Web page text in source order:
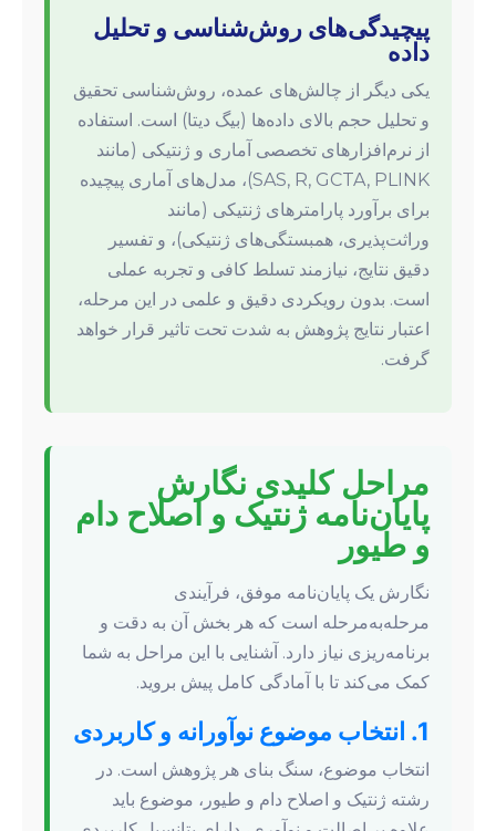
پیچیدگی‌های روش‌شناسی و تحلیل
داده
یکی دیگر از چالش‌های عمده، روش‌شناسی تحقیق
و تحلیل حجم بالای داده‌ها (بیگ دیتا) است. استفاده
از نرم‌افزارهای تخصصی آماری و ژنتیکی (مانند
SAS, R, GCTA, PLINK)، مدل‌های آماری پیچیده
برای برآورد پارامترهای ژنتیکی (مانند
وراثت‌پذیری، همبستگی‌های ژنتیکی)، و تفسیر
دقیق نتایج، نیازمند تسلط کافی و تجربه عملی
است. بدون رویکردی دقیق و علمی در این مرحله،
اعتبار نتایج پژوهش به شدت تحت تاثیر قرار خواهد
گرفت.
مراحل کلیدی نگارش
پایان‌نامه ژنتیک و اصلاح دام
و طیور
نگارش یک پایان‌نامه موفق، فرآیندی
مرحله‌به‌مرحله است که هر بخش آن به دقت و
برنامه‌ریزی نیاز دارد. آشنایی با این مراحل به شما
کمک می‌کند تا با آمادگی کامل پیش بروید.
1. انتخاب موضوع نوآورانه و کاربردی
انتخاب موضوع، سنگ بنای هر پژوهش است. در
رشته ژنتیک و اصلاح دام و طیور، موضوع باید